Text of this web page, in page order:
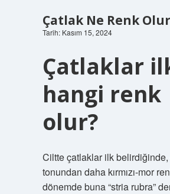
Çatlak Ne Renk Olur
Tarih: Kasım 15, 2024
Çatlaklar
hangi renk
olur?
Ciltte çatlaklar ilk
tonundan daha kırmızı-mor
dönemde buna “stria rubra”